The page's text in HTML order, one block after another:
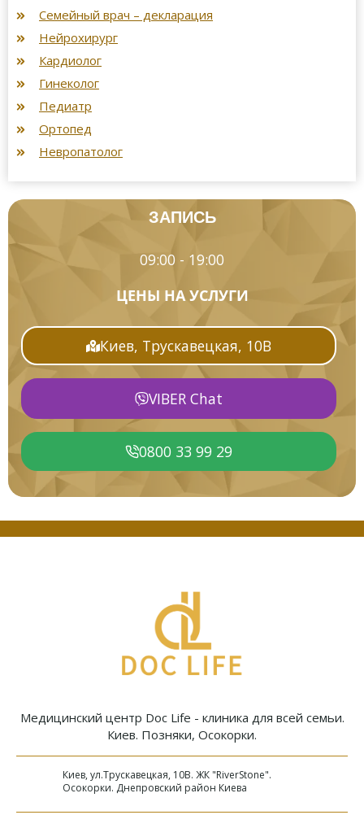
Семейный врач – декларация
Нейрохирург
Кардиолог
Гинеколог
Педиатр
Ортопед
Невропатолог
ЗАПИСЬ
09:00 - 19:00
ЦЕНЫ НА УСЛУГИ
Киев, Трускавецкая, 10В
VIBER Chat
0800 33 99 29
Медицинский центр Doc Life - клиника для всей семьи.
Киев. Позняки, Осокорки.
Киев, ул.Трускавецкая, 10В. ЖК "RiverStone".
Осокорки. Днепровский район Киева